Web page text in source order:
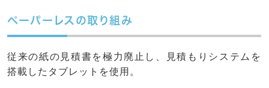
ペーパーレスの取り組み
従来の紙の見積書を極力廃止し、見積もりシステムを
搭載したタブレットを使用。